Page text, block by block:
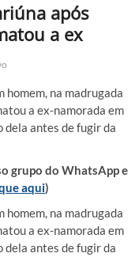
após
a ex
homem, na madrugada
a ex-namorada em
dela antes de fugir da
grupo do WhatsApp e
aqui)
homem, na madrugada
a ex-namorada em
dela antes de fugir da